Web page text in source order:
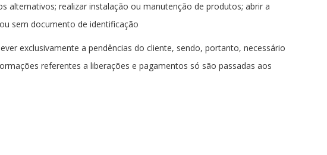
alternativos; realizar instalação ou manutenção de produtos; abrir a
sem documento de identificação
exclusivamente a pendências do cliente, sendo, portanto, necessário
referentes a liberações e pagamentos só são passadas aos